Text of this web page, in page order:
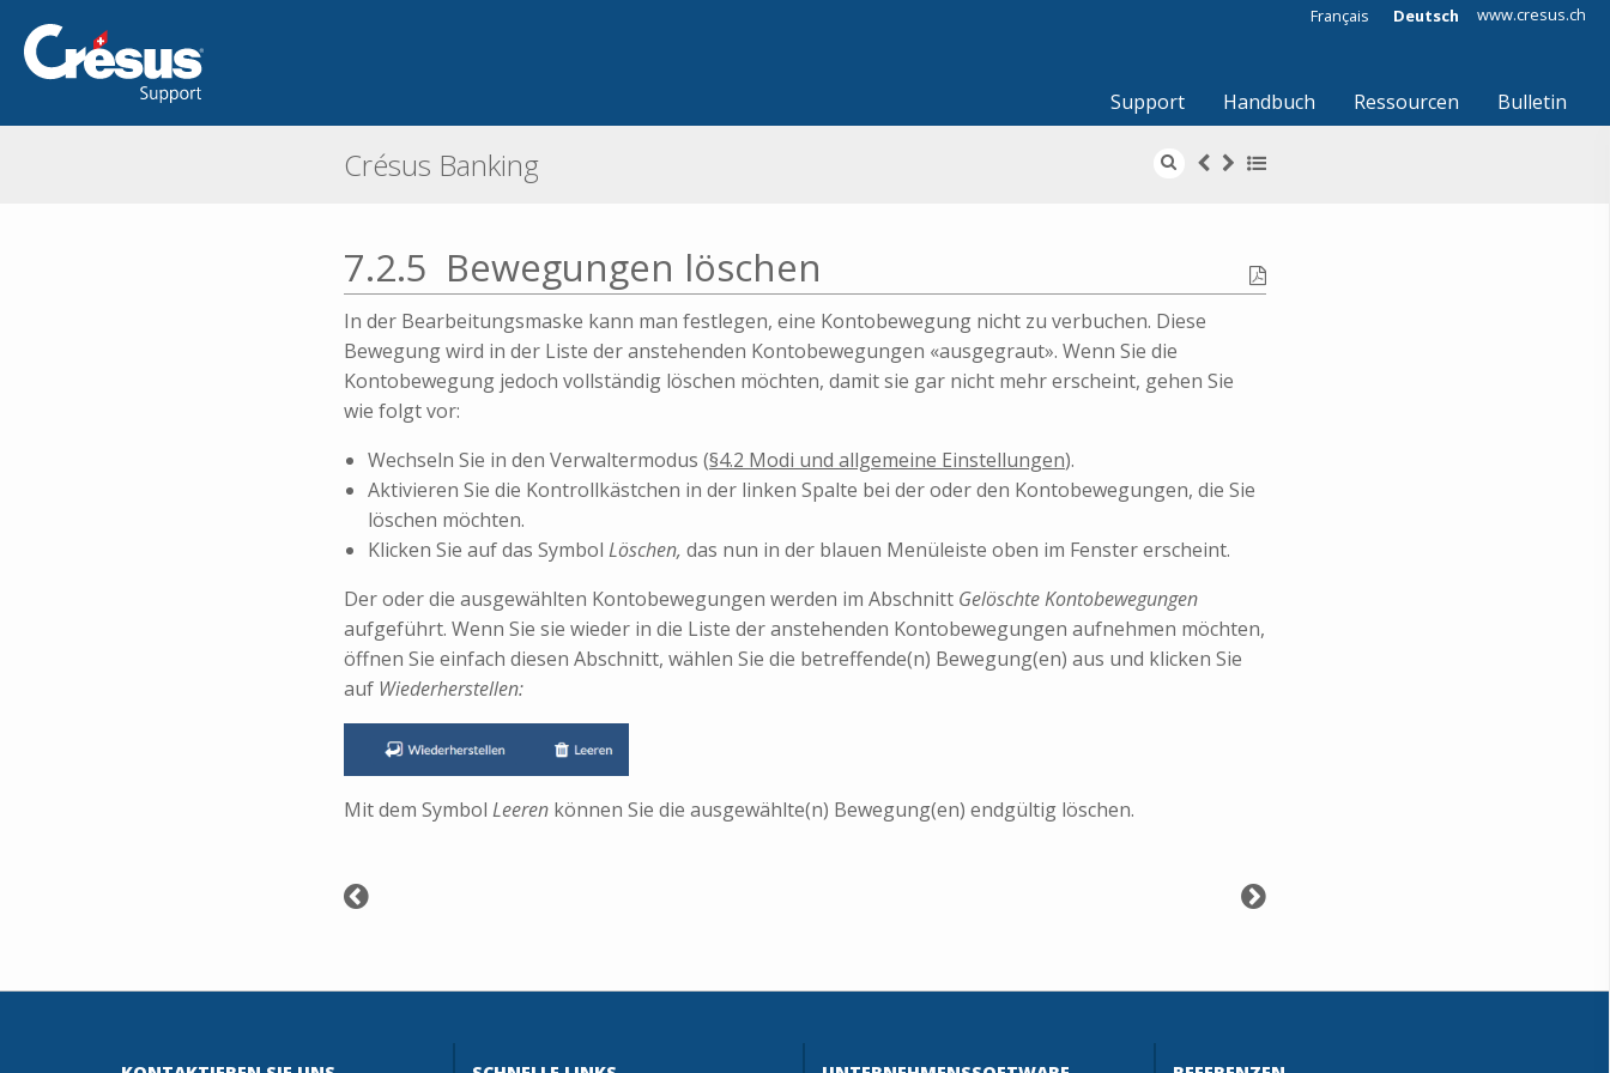
Français Deutsch www.cresus.ch
Support Handbuch Ressourcen Bulletin
Crésus Banking
7.2.5 Bewegungen löschen
In der Bearbeitungsmaske kann man festlegen, eine Kontobewegung nicht zu verbuchen. Diese
Bewegung wird in der Liste der anstehenden Kontobewegungen «ausgegraut». Wenn Sie die
Kontobewegung jedoch vollständig löschen möchten, damit sie gar nicht mehr erscheint, gehen Sie
wie folgt vor:
Wechseln Sie in den Verwaltermodus (§4.2 Modi und allgemeine Einstellungen).
Aktivieren Sie die Kontrollkästchen in der linken Spalte bei der oder den Kontobewegungen, die Sie
löschen möchten.
Klicken Sie auf das Symbol Löschen, das nun in der blauen Menüleiste oben im Fenster erscheint.
Der oder die ausgewählten Kontobewegungen werden im Abschnitt Gelöschte Kontobewegungen
aufgeführt. Wenn Sie sie wieder in die Liste der anstehenden Kontobewegungen aufnehmen möchten,
öffnen Sie einfach diesen Abschnitt, wählen Sie die betreffende(n) Bewegung(en) aus und klicken Sie
auf Wiederherstellen:
Mit dem Symbol Leeren können Sie die ausgewählte(n) Bewegung(en) endgültig löschen.